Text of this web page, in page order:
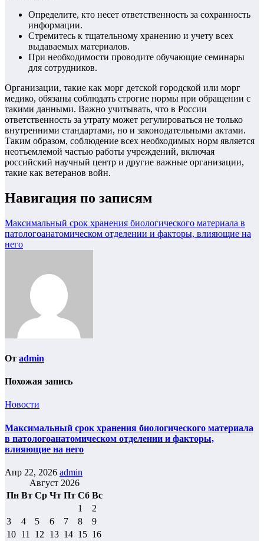
Определите, кто несет ответственность за сохранность
информации.
Стремитесь к тщательному хранению и учету всех
выдаваемых материалов.
При необходимости проводите обучающие семинары
для сотрудников.
Организации, такие как морг детской городской или морг
медико, обязаны соблюдать строгие нормы при обращении с
такими данными. Важно учитывать, что в России
ответственность за утрату может регулироваться не только
внутренними стандартами, но и законодательными актами.
Таким образом, соблюдение всех необходимых норм является
неотъемлемой частью работы учреждений, включая
российский научный центр и другие важные организации,
такие как ветеранов войн.
Навигация по записям
Максимальный срок хранения биологического материала в
патологоанатомическом отделении и факторы, влияющие на
него
От admin
Похожая запись
Новости
Максимальный срок хранения биологического материала
в патологоанатомическом отделении и факторы,
влияющие на него
Апр 22, 2026 admin
Август 2026
Пн Вт Ср Чт Пт Сб Вс
1
2
3
4 5 6 7 8
9
10 11 12 13 14 15 16